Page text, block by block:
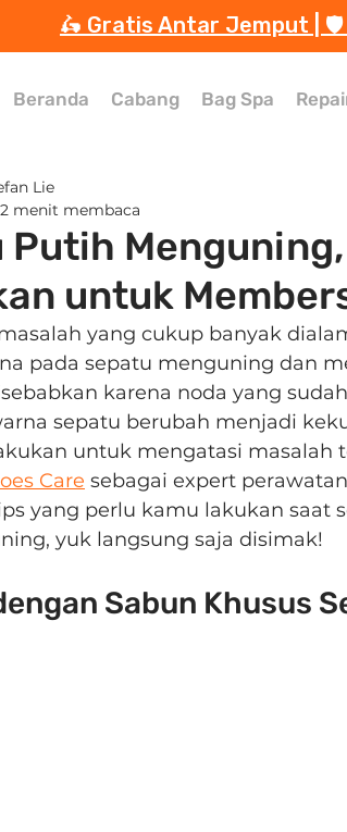
🛵 Gratis Antar Jemput | 🛡️
Beranda Cabang Bag Spa
Putih
untuk
Lie
2 menit membaca
yang cukup banyak
pada sepatu menguning dan
karena noda yang
sepatu berubah menjadi
untuk mengatasi masalah
Care sebagai expert
yang perlu kamu lakukan saat
yuk langsung saja disimak!
Sabun Khusus